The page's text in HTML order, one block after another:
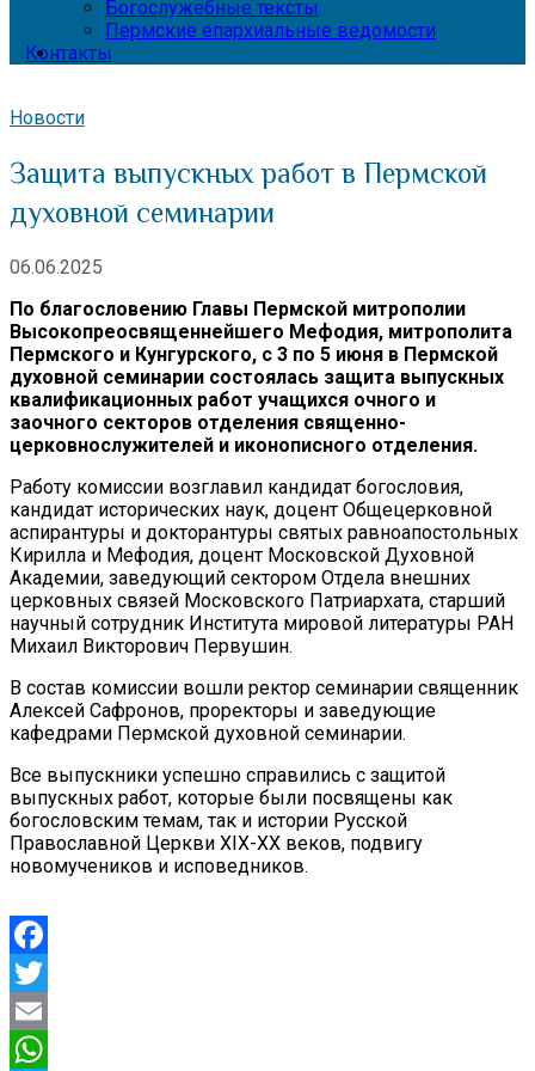
Богослужебные тексты
Пермские епархиальные ведомости
Контакты
Новости
Защита выпускных работ в Пермской
духовной семинарии
06.06.2025
По благословению Главы Пермской митрополии
Высокопреосвященнейшего Мефодия, митрополита
Пермского и Кунгурского, с 3 по 5 июня в Пермской
духовной семинарии состоялась защита выпускных
квалификационных работ учащихся очного и
заочного секторов отделения священно-
церковнослужителей и иконописного отделения.
Работу комиссии возглавил кандидат богословия,
кандидат исторических наук, доцент Общецерковной
аспирантуры и докторантуры святых равноапостольных
Кирилла и Мефодия, доцент Московской Духовной
Академии, заведующий сектором Отдела внешних
церковных связей Московского Патриархата, старший
научный сотрудник Института мировой литературы РАН
Михаил Викторович Первушин.
В состав комиссии вошли ректор семинарии священник
Алексей Сафронов, проректоры и заведующие
кафедрами Пермской духовной семинарии.
Все выпускники успешно справились с защитой
выпускных работ, которые были посвящены как
богословским темам, так и истории Русской
Православной Церкви XIX-XX веков, подвигу
новомучеников и исповедников.
Facebook
Twitter
Email